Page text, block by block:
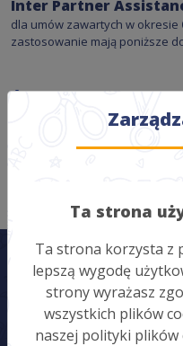
Inter Partner
dla umów zawartych w okresie
zastosowanie mają poniższe
Ogólne warunki
Karta produktu
Ta strona
Ta strona korzysta z
lepszą wygodę
strony wyrażasz
wszystkich plików
naszej polityki plików